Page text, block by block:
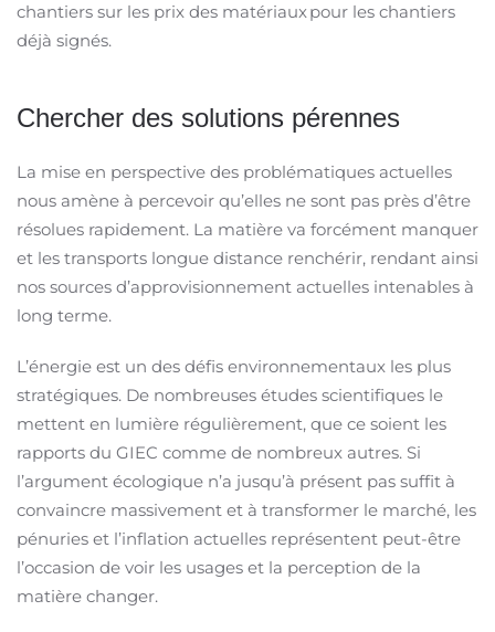
chantiers sur les prix des matériaux pour les chantiers
déjà signés.
Chercher des solutions pérennes
La mise en perspective des problématiques actuelles
nous amène à percevoir qu’elles ne sont pas près d’être
résolues rapidement. La matière va forcément manquer
et les transports longue distance renchérir, rendant ainsi
nos sources d’approvisionnement actuelles intenables à
long terme.
L’énergie est un des défis environnementaux les plus
stratégiques. De nombreuses études scientifiques le
mettent en lumière régulièrement, que ce soient les
rapports du GIEC comme de nombreux autres. Si
l’argument écologique n’a jusqu’à présent pas suffit à
convaincre massivement et à transformer le marché, les
pénuries et l’inflation actuelles représentent peut-être
l’occasion de voir les usages et la perception de la
matière changer.